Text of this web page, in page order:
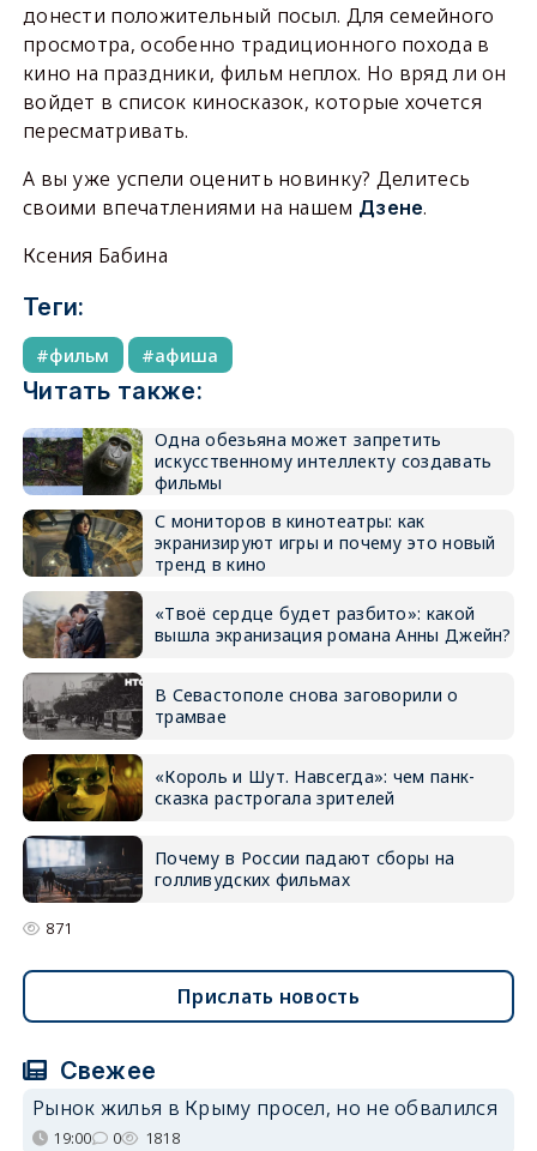
донести положительный посыл. Для семейного
просмотра, особенно традиционного похода в
кино на праздники, фильм неплох. Но вряд ли он
войдет в список киносказок, которые хочется
пересматривать.
А вы уже успели оценить новинку? Делитесь
своими впечатлениями на нашем Дзене.
Ксения Бабина
Теги:
фильм афиша
Читать также:
Одна обезьяна может запретить
искусственному интеллекту создавать
фильмы
С мониторов в кинотеатры: как
экранизируют игры и почему это новый
тренд в кино
«Твоё сердце будет разбито»: какой
вышла экранизация романа Анны Джейн?
В Севастополе снова заговорили о
трамвае
«Король и Шут. Навсегда»: чем панк-
сказка растрогала зрителей
Почему в России падают сборы на
голливудских фильмах
871
Прислать новость
Свежее
Рынок жилья в Крыму просел, но не обвалился
19:00 0 1818